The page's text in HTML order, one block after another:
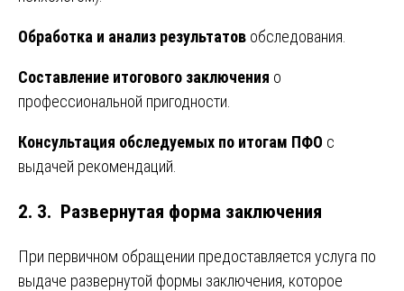
Обработка и анализ результатов обследования.
Составление итогового заключения о
профессиональной пригодности.
Консультация обследуемых по итогам ПФО с
выдачей рекомендаций.
2. 3. Развернутая форма заключения
При первичном обращении предоставляется услуга по
выдаче развернутой формы заключения, которое